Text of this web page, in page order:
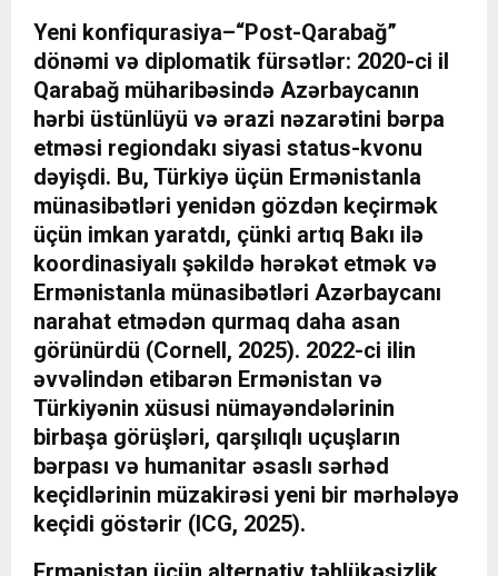
Yeni konfiqurasiya–“Post-Qarabağ”
dönəmi və diplomatik fürsətlər: 2020-ci il
Qarabağ müharibəsində Azərbaycanın
hərbi üstünlüyü və ərazi nəzarətini bərpa
etməsi regiondakı siyasi status-kvonu
dəyişdi. Bu, Türkiyə üçün Ermənistanla
münasibətləri yenidən gözdən keçirmək
üçün imkan yaratdı, çünki artıq Bakı ilə
koordinasiyalı şəkildə hərəkət etmək və
Ermənistanla münasibətləri Azərbaycanı
narahat etmədən qurmaq daha asan
görünürdü (Cornell, 2025). 2022-ci ilin
əvvəlindən etibarən Ermənistan və
Türkiyənin xüsusi nümayəndələrinin
birbaşa görüşləri, qarşılıqlı uçuşların
bərpası və humanitar əsaslı sərhəd
keçidlərinin müzakirəsi yeni bir mərhələyə
keçidi göstərir (ICG, 2025).